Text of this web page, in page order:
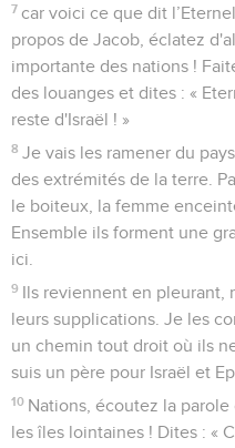
7 car voici ce que dit
propos de Jacob, éclatez
importante des nations !
des louanges et dites : «
reste d'Israël ! »
8 Je vais les ramener du
des extrémités de la terre.
le boiteux, la femme
Ensemble ils forment une
ici.
9 Ils reviennent en pleurant,
leurs supplications. Je les
un chemin tout droit où ils
suis un père pour Israël et
10 Nations, écoutez la
les îles lointaines ! Dites : «